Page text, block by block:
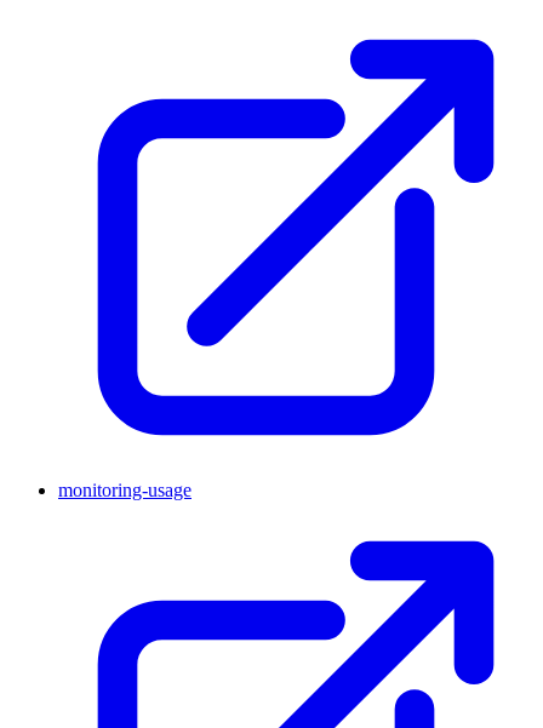
monitoring-usage